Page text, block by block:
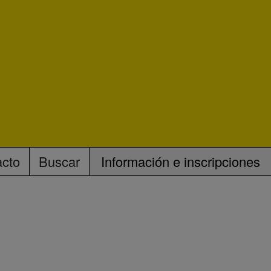
Buscar Información e inscripciones